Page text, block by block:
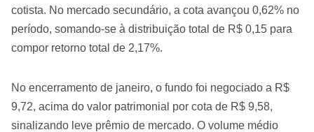
cotista. No mercado secundário, a cota avançou 0,62% no
período, somando-se à distribuição total de R$ 0,15 para
compor retorno total de 2,17%.
No encerramento de janeiro, o fundo foi negociado a R$
9,72, acima do valor patrimonial por cota de R$ 9,58,
sinalizando leve prêmio de mercado. O volume médio